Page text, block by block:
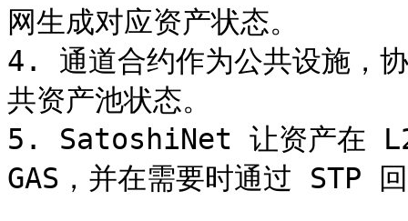
网生成对应资产状态。
4. 通道合约作为公共设施，
共资产池状态。
5. SatoshiNet 让资产在 L2
GAS，并在需要时通过 STP